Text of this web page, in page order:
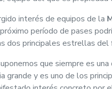
interés de equipos de la
período de pases
dos principales estrellas
que siempre es una
grande y es uno de los